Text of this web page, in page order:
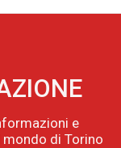
e
di Torino